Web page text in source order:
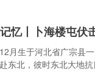
忆丨卜海楼屯伏
月生于河北省广宗县一
东北，彼时东北大地